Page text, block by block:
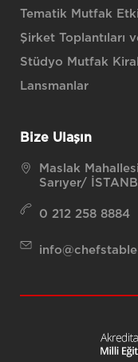
Tematik Mutfak
Şirket Toplantıları
Stüdyo Mutfak
Lansmanlar
Bize Ulaşın
Maslak
Sarıyer/
0 212 258 8884